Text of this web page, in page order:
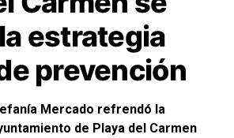
estrategia
prevención
Mercado refrendó la
de Playa del Carmen